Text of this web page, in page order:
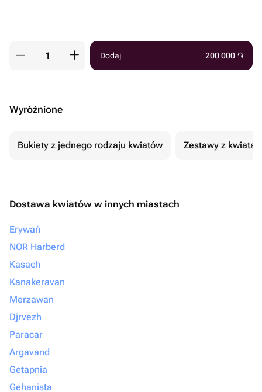
Dodaj 200 000 ֏
Wyróżnione
Bukiety z jednego rodzaju kwiatów Zestawy z
Dostawa kwiatów w innych miastach
Erywań
NOR Harberd
Kasach
Kanakeravan
Merzawan
Djrvezh
Paracar
Argavand
Getapnia
Gehanista